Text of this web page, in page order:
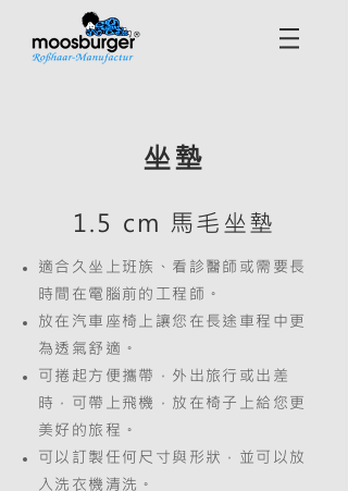
坐墊
1.5 cm 馬毛坐墊
適合久坐上班族、看診醫師或需要長
時間在電腦前的工程師。
放在汽車座椅上讓您在長途車程中更
為透氣舒適。
可捲起方便攜帶，外出旅行或出差
時，可帶上飛機，放在椅子上給您更
美好的旅程。
可以訂製任何尺寸與形狀，並可以放
入洗衣機清洗。